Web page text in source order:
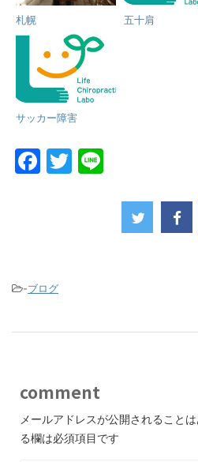
札幌 五十肩
サッカー障害
F
o
k
T
-ブログ
comment
メールアドレスが公開されることは
る欄は必須項目です